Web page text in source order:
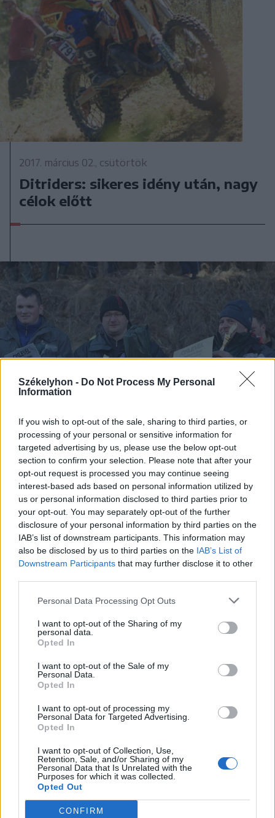
Székelyhon - Do Not Process My Personal
Information
If you wish to opt-out of the sale, sharing to third parties, or
processing of your personal or sensitive information for
targeted advertising by us, please use the below opt-out
section to confirm your selection. Please note that after your
opt-out request is processed you may continue seeing
interest-based ads based on personal information utilized by
us or personal information disclosed to third parties prior to
your opt-out. You may separately opt-out of the further
disclosure of your personal information by third parties on the
IAB’s list of downstream participants. This information may
also be disclosed by us to third parties on the IAB’s List of
Downstream Participants that may further disclose it to other
Personal Data Processing Opt Outs
I want to opt-out of the Sharing of my
personal data.
Opted In
I want to opt-out of the Sale of my
Personal Data.
Opted In
I want to opt-out of processing my
Personal Data for Targeted Advertising.
Opted In
I want to opt-out of Collection, Use,
Retention, Sale, and/or Sharing of my
Personal Data that Is Unrelated with the
Purposes for which it was collected.
Opted Out
CONFIRM
2017. március 02., csütörtök
Ditriders: sikeres idény után, nagy
célok előtt
2017. március 01., szerda
Libiczey László nyerte a
horgászversenyt
2017. február 28., kedd
Kiütéssel nyert Fikó Oszkár